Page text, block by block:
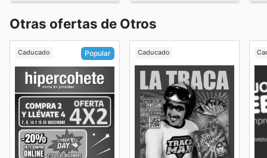
Otras ofertas de Otros
Caducado Popular Caducado